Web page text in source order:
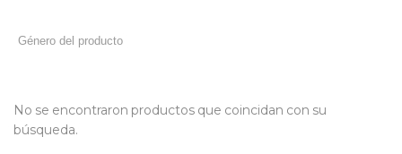
No se encontraron productos que coincidan con su
búsqueda.